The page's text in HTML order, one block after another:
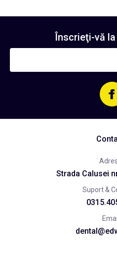
Înscrieţi-vă la
Strada Calusei
Suport &
Email